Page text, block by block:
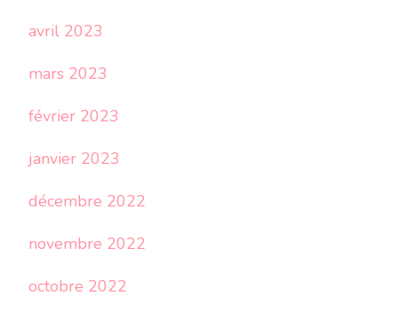
avril 2023
mars 2023
février 2023
janvier 2023
décembre 2022
novembre 2022
octobre 2022